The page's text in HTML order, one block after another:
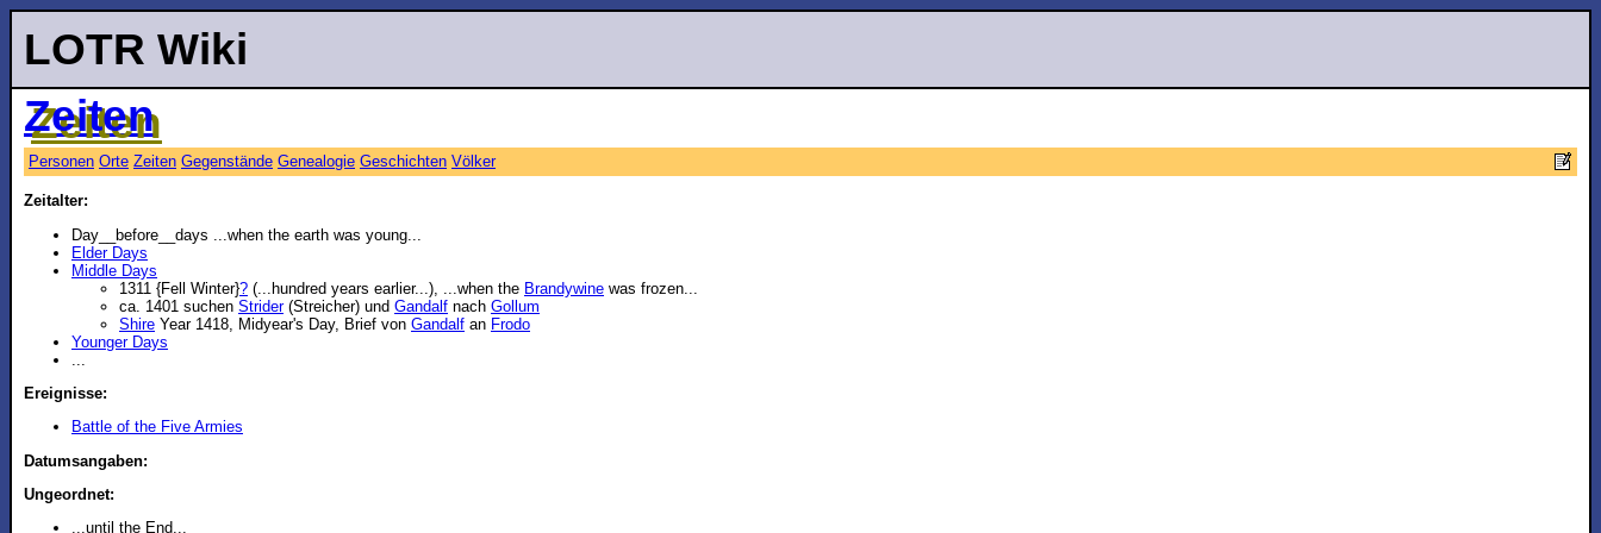
LOTR Wiki
Zeiten
Personen Orte Zeiten Gegenstände Genealogie Geschichten Völker
Zeitalter:
Day__before__days ...when the earth was young...
Elder Days
Middle Days
1311 {Fell Winter}? (...hundred years earlier...), ...when the Brandywine was frozen...
ca. 1401 suchen Strider(Streicher) und Gandalf nach Gollum
Shire Year 1418, Midyear's Day, Brief von Gandalf an Frodo
Younger Days
Ereignisse:
Battle of the Five Armies
Datumsangaben:
Ungeordnet:
...until the End...